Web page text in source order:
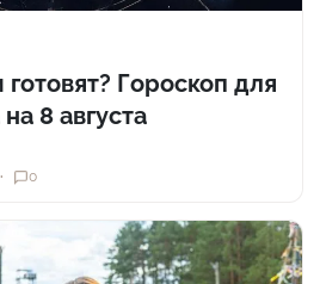
Гороскоп для
8 августа
0